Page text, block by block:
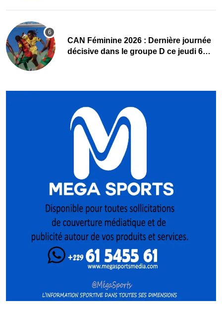
CAN Féminine 2026 : Dernière journée
décisive dans le groupe D ce jeudi 6